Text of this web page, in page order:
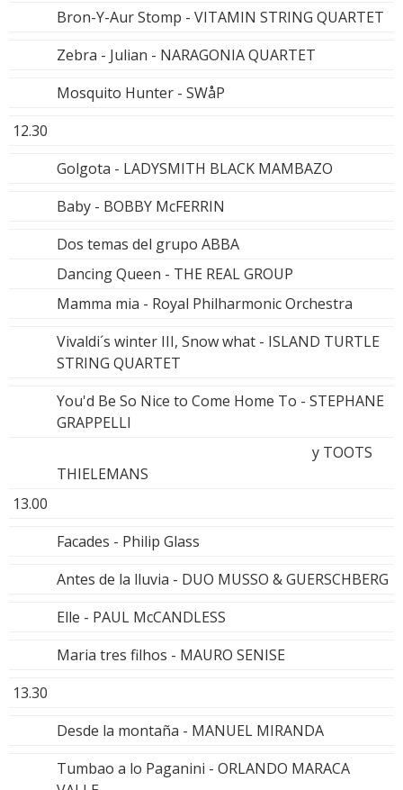
Bron-Y-Aur Stomp - VITAMIN STRING QUARTET
Zebra - Julian - NARAGONIA QUARTET
Mosquito Hunter - SWåP
12.30
Golgota - LADYSMITH BLACK MAMBAZO
Baby - BOBBY McFERRIN
Dos temas del grupo ABBA
Dancing Queen - THE REAL GROUP
Mamma mia - Royal Philharmonic Orchestra
Vivaldi´s winter III, Snow what - ISLAND TURTLE
STRING QUARTET
You'd Be So Nice to Come Home To - STEPHANE
GRAPPELLI
y TOOTS
THIELEMANS
13.00
Facades - Philip Glass
Antes de la lluvia - DUO MUSSO & GUERSCHBERG
Elle - PAUL McCANDLESS
Maria tres filhos - MAURO SENISE
13.30
Desde la montaña - MANUEL MIRANDA
Tumbao a lo Paganini - ORLANDO MARACA